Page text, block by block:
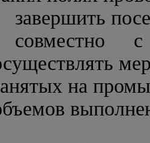
завершить
совместно
на